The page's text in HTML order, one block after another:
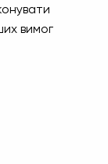
вимог